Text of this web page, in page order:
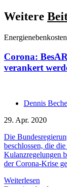
Weitere
Energienebenkosten
Corona:
verankert
Dennis
29. Apr. 2020
Die
beschlossen, die
Kulanzregelungen
der Corona-Krise
Weiterlesen